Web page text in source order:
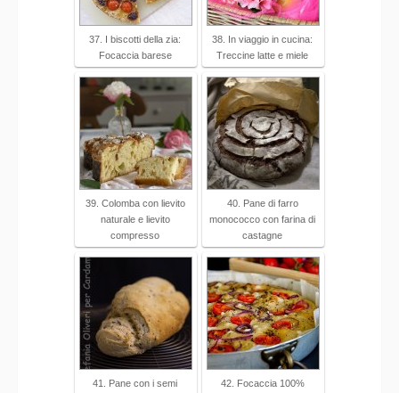
37. I biscotti della zia:
Focaccia barese
38. In viaggio in cucina:
Treccine latte e miele
39. Colomba con lievito
naturale e lievito
compresso
40. Pane di farro
monococco con farina di
castagne
41. Pane con i semi
42. Focaccia 100%